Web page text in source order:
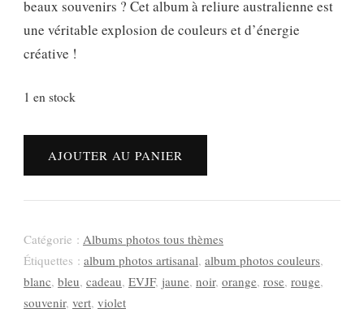
beaux souvenirs ? Cet album à reliure australienne est
une véritable explosion de couleurs et d’énergie
créative !
1 en stock
quantité
couleurs
–
La
vie
AJOUTER AU PANIER
Catégorie : Albums photos tous thèmes
Étiquettes : album photos artisanal, album photos couleurs,
blanc, bleu, cadeau, EVJF, jaune, noir, orange, rose, rouge,
souvenir, vert, violet